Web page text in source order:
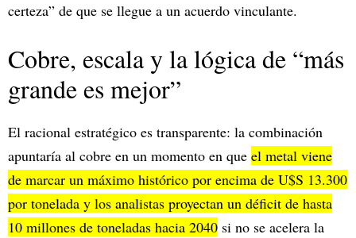
certeza” de que se llegue a un acuerdo vinculante.​
Cobre, escala y la lógica de “más
grande es mejor”
El racional estratégico es transparente: la combinación
apuntaría al cobre en un momento en que el metal viene
de marcar un máximo histórico por encima de U$S 13.300
por tonelada y los analistas proyectan un déficit de hasta
10 millones de toneladas hacia 2040 si no se acelera la